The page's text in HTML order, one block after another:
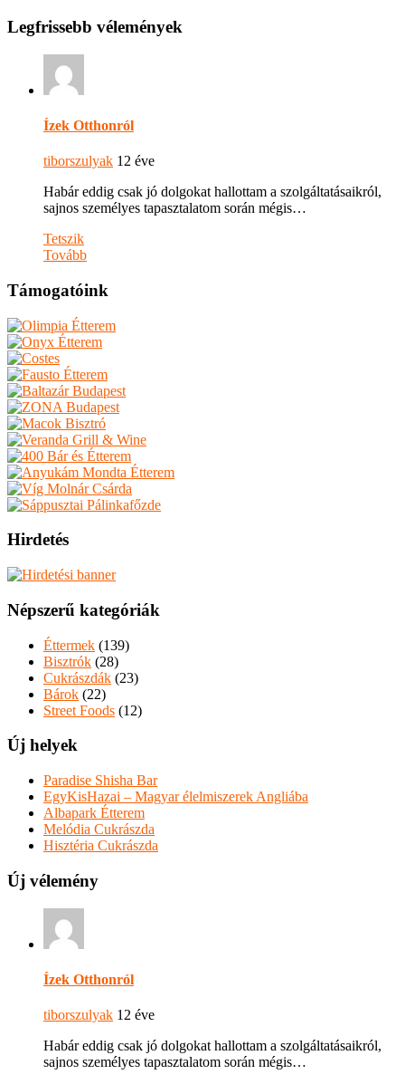
Legfrissebb vélemények
Ízek Otthonról
tiborszulyak 12 éve
Habár eddig csak jó dolgokat hallottam a szolgáltatásaikról,
sajnos személyes tapasztalatom során mégis…
Tetszik
Tovább
Támogatóink
Hirdetés
Népszerű kategóriák
Éttermek (139)
Bisztrók (28)
Cukrászdák (23)
Bárok (22)
Street Foods (12)
Új helyek
Paradise Shisha Bar
EgyKisHazai – Magyar élelmiszerek Angliába
Albapark Étterem
Melódia Cukrászda
Hisztéria Cukrászda
Új vélemény
Ízek Otthonról
tiborszulyak 12 éve
Habár eddig csak jó dolgokat hallottam a szolgáltatásaikról,
sajnos személyes tapasztalatom során mégis…